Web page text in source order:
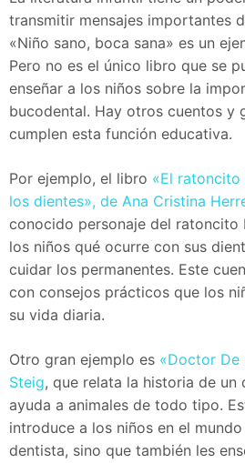
transmitir mensajes importantes
«Niño sano, boca sana» es un
Pero no es el único libro que se
enseñar a los niños sobre la
bucodental. Hay otros cuentos y
cumplen esta función educativa.
Por ejemplo, el libro «El
los dientes», de Ana Cristina
conocido personaje del ratoncito
los niños qué ocurre con sus
cuidar los permanentes. Este
con consejos prácticos que los
su vida diaria.
Otro gran ejemplo es «Doctor De
Steig, que relata la historia de un
ayuda a animales de todo tipo.
introduce a los niños en el
dentista, sino que también les